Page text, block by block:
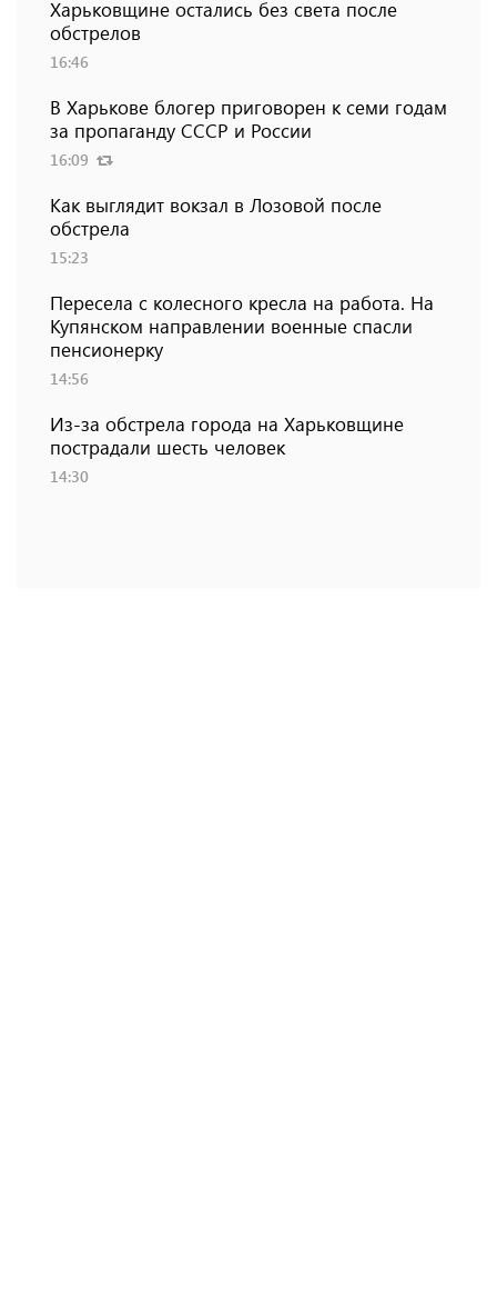
Харьковщине остались без света после
обстрелов
16:46
В Харькове блогер приговорен к семи годам
за пропаганду СССР и России
16:09
Как выглядит вокзал в Лозовой после
обстрела
15:23
Пересела с колесного кресла на работа. На
Купянском направлении военные спасли
пенсионерку
14:56
Из-за обстрела города на Харьковщине
пострадали шесть человек
14:30